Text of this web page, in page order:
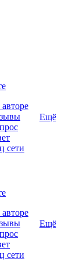
сети
Ещё
сети
Ещё